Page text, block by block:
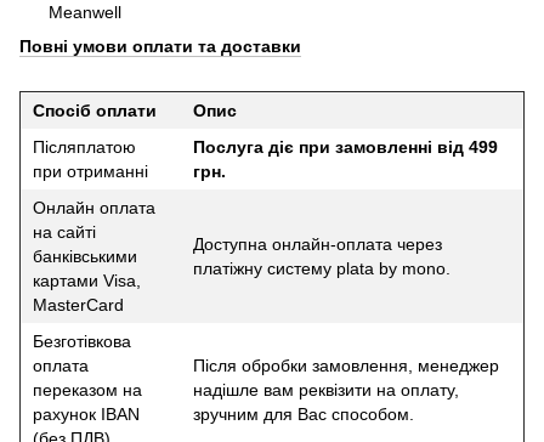
Meanwell
Повні умови оплати та доставки
Спосіб оплати
Опис
Післяплатою
при отриманні
Послуга діє при замовленні від 499
грн.
Онлайн оплата
на сайті
банківськими
картами Visa,
MasterCard
Доступна онлайн-оплата через
платіжну систему plata by mono.
Безготівкова
оплата
переказом на
рахунок IBAN
Після обробки замовлення, менеджер
надішле вам реквізити на оплату,
зручним для Вас способом.